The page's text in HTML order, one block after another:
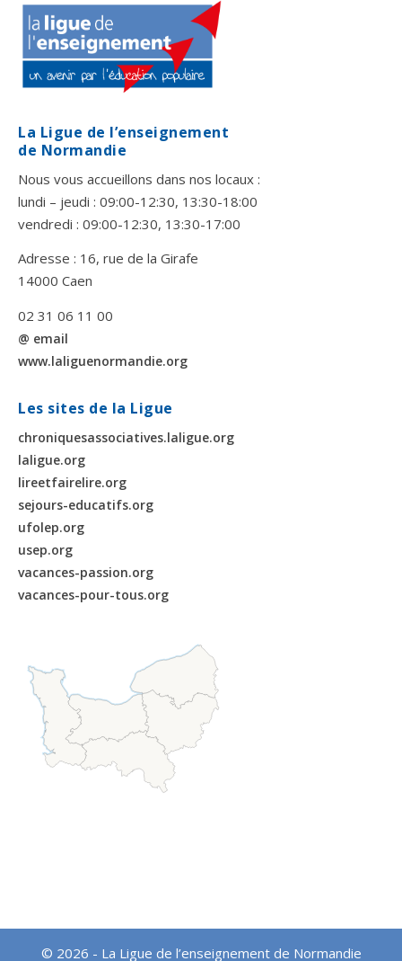
La Ligue de l’enseignement
de Normandie
Nous vous accueillons dans nos locaux :
lundi – jeudi : 09:00-12:30, 13:30-18:00
vendredi : 09:00-12:30, 13:30-17:00
Adresse : 16, rue de la Girafe
14000 Caen
02 31 06 11 00
@ email
www.laliguenormandie.org
Les sites de la Ligue
chroniquesassociatives.laligue.org
laligue.org
lireetfairelire.org
sejours-educatifs.org
ufolep.org
usep.org
vacances-passion.org
vacances-pour-tous.org
© 2026 - La Ligue de l’enseignement de Normandie